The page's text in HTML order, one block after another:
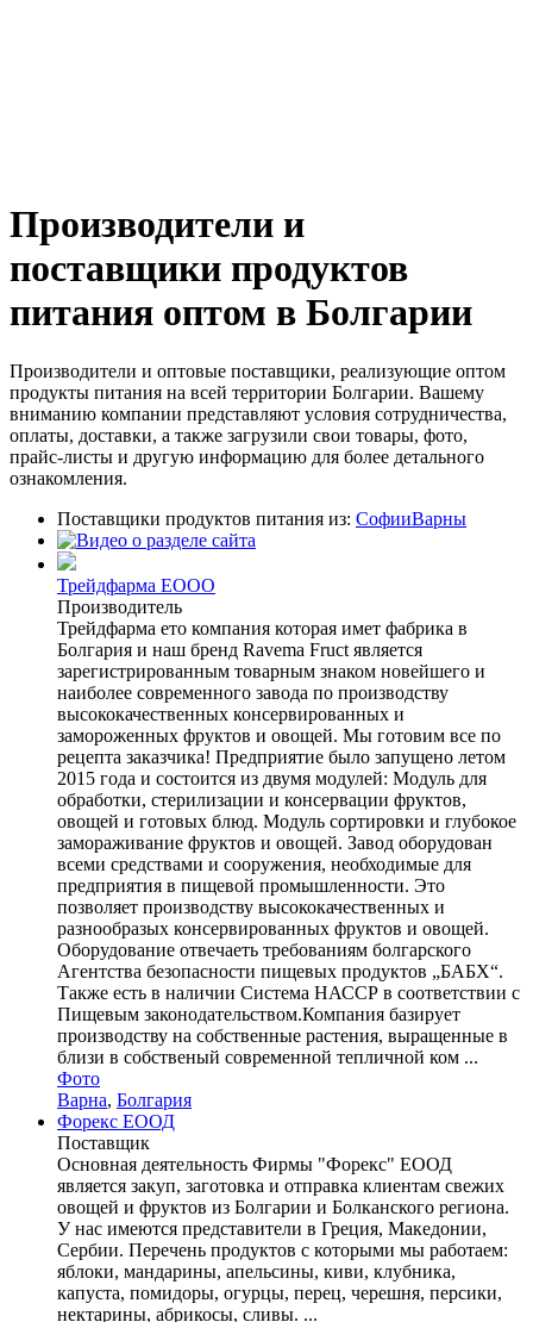
Производители и
поставщики продуктов
питания оптом в Болгарии
Производители и оптовые поставщики, реализующие оптом
продукты питания на всей территории Болгарии. Вашему
вниманию компании представляют условия сотрудничества,
оплаты, доставки, а также загрузили свои товары, фото,
прайс-листы и другую информацию для более детального
ознакомления.
Поставщики продуктов питания из: СофииВарны
Трейдфарма ЕООО
Производитель
Трейдфарма ето компания которая имет фабрика в
Болгария и наш бренд Ravema Fruct является
зарегистрированным товарным знаком новейшего и
наиболее современного завода по производству
высококачественных консервированных и
замороженных фруктов и овощей. Мы готовим все по
рецепта заказчика! Предприятие было запущено летом
2015 года и состоится из двумя модулей: Модуль для
обработки, стерилизации и консервации фруктов,
овощей и готовых блюд. Модуль сортировки и глубокое
замораживание фруктов и овощей. Завод оборудован
всеми средствами и сооружения, необходимые для
предприятия в пищевой промышленности. Это
позволяет производству высококачественных и
разнообразых консервированных фруктов и овощей.
Оборудование отвечаеть требованиям болгарского
Агентства безопасности пищевых продуктов „БАБХ“.
Также есть в наличии Система НАССР в соответствии с
Пищевым законодательством.Компания базирует
производству на собственные растения, выращенные в
близи в собственый современной тепличной ком ...
Фото
Варна, Болгария
Форекс ЕООД
Поставщик
Основная деятельность Фирмы "Форекс" ЕООД
является закуп, заготовка и отправка клиентам свежих
овощей и фруктов из Болгарии и Болканского региона.
У нас имеются представители в Греция, Македонии,
Сербии. Перечень продуктов с которыми мы работаем:
яблоки, мандарины, апельсины, киви, клубника,
капуста, помидоры, огурцы, перец, черешня, персики,
нектарины, абрикосы, сливы. ...